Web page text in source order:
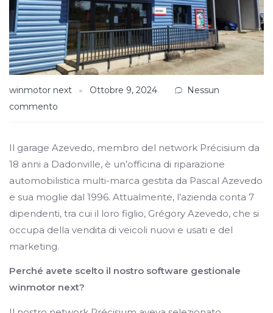
winmotor next Ottobre 9, 2024
Nessun
commento
Il garage Azevedo, membro del network Précisium da
18 anni a Dadonville, è un’officina di riparazione
automobilistica multi-marca gestita da Pascal Azevedo
e sua moglie dal 1996. Attualmente, l’azienda conta 7
dipendenti, tra cui il loro figlio, Grégory Azevedo, che si
occupa della vendita di veicoli nuovi e usati e del
marketing.
Perché avete scelto il nostro software gestionale
winmotor next?